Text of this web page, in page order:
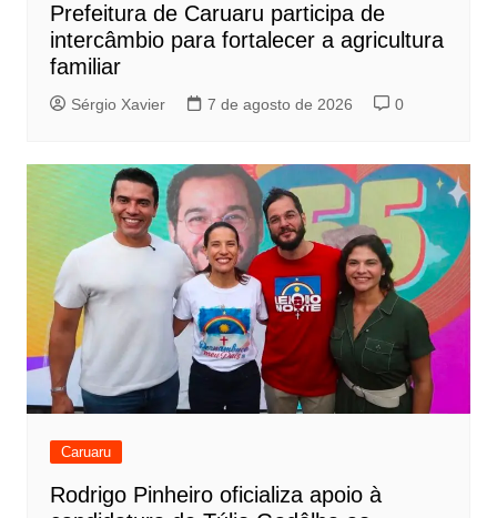
Prefeitura de Caruaru participa de
intercâmbio para fortalecer a agricultura
familiar
Sérgio Xavier 7 de agosto de 2026 0
Caruaru
Rodrigo Pinheiro oficializa apoio à